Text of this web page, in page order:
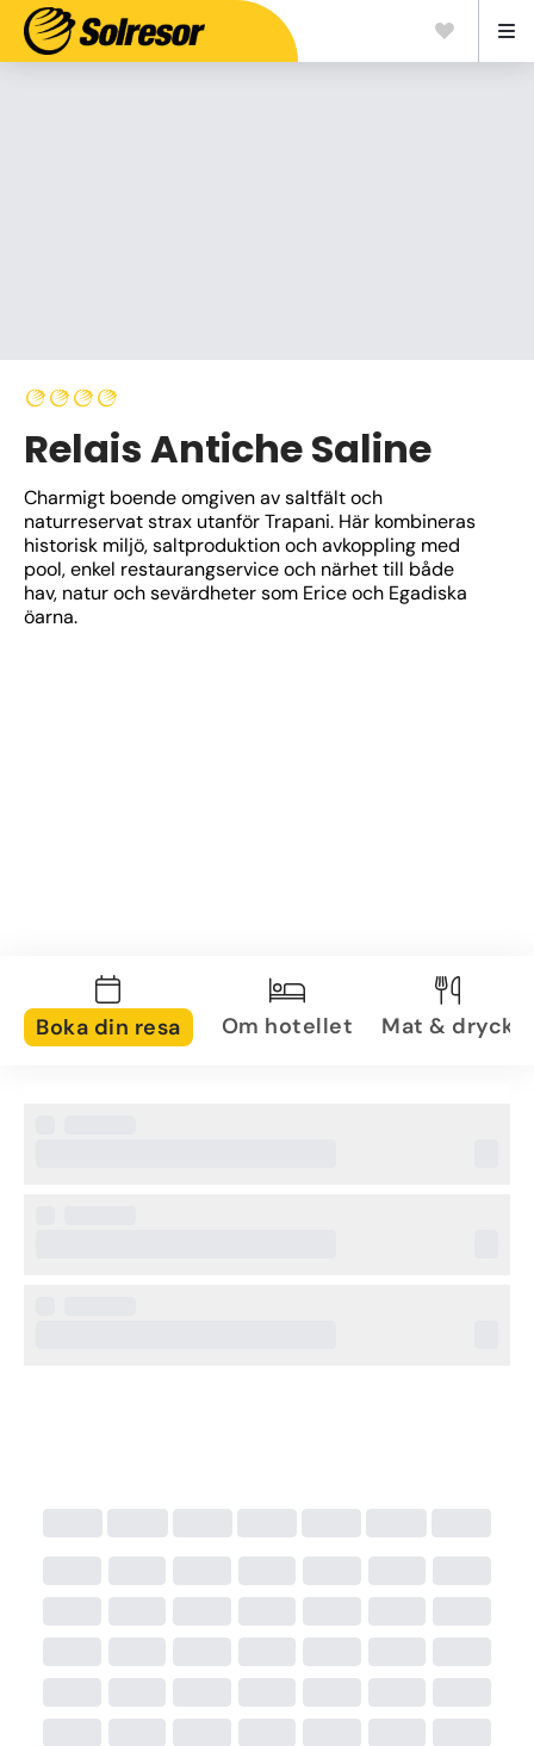
Relais Antiche Saline
Charmigt boende omgiven av saltfält och
naturreservat strax utanför Trapani. Här kombineras
historisk miljö, saltproduktion och avkoppling med
pool, enkel restaurangservice och närhet till både
hav, natur och sevärdheter som Erice och Egadiska
öarna.
Boka din resa Om hotellet Mat & dryck